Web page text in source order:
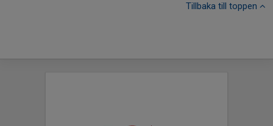
Tillbaka till toppen